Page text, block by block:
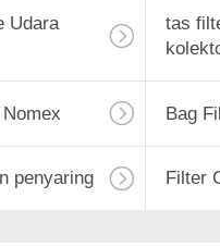
Bag
Udara
tas
Bag
penyaring Filter